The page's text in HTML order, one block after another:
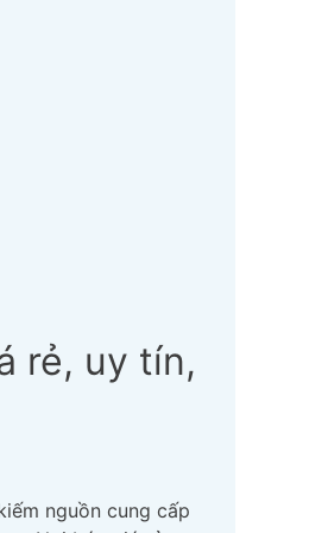
rẻ, uy tín,
nguồn cung cấp